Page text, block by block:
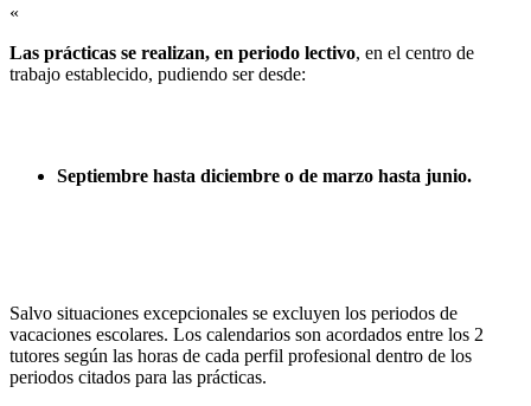
«
Las prácticas se realizan, en periodo lectivo, en el centro de
trabajo establecido, pudiendo ser desde:
Septiembre hasta diciembre o de marzo hasta junio.
Salvo situaciones excepcionales se excluyen los periodos de
vacaciones escolares. Los calendarios son acordados entre los 2
tutores según las horas de cada perfil profesional dentro de los
periodos citados para las prácticas.